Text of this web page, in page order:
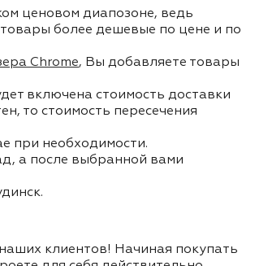
ценовом диапозоне, ведь
более дешевые по цене и по
Chrome, Вы добавляете товары
включена стоимость доставки
то стоимость пересечения
при необходимости.
а после выбранной вами
клиентов! Начиная покупать